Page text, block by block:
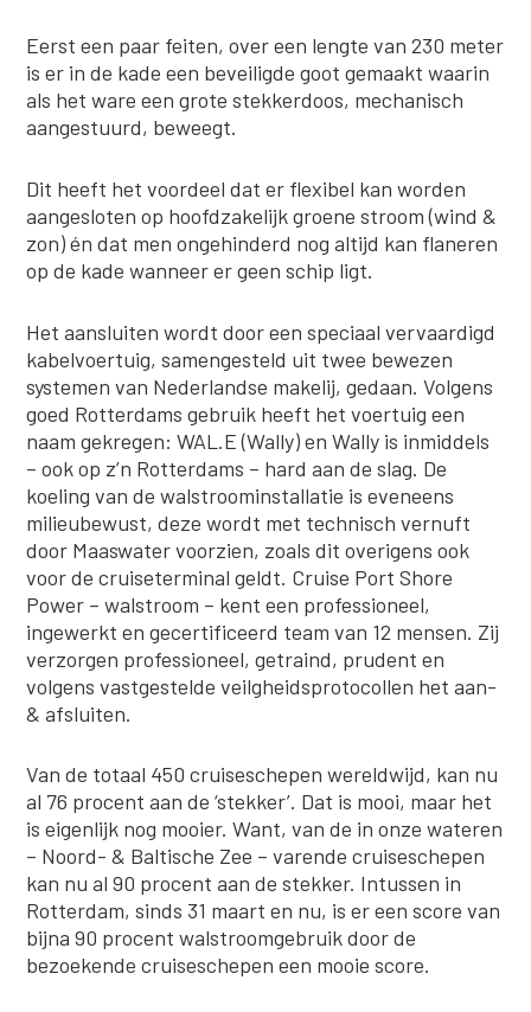
Eerst een paar feiten, over een lengte van 230 meter
is er in de kade een beveiligde goot gemaakt waarin
als het ware een grote stekkerdoos, mechanisch
aangestuurd, beweegt.
Dit heeft het voordeel dat er flexibel kan worden
aangesloten op hoofdzakelijk groene stroom (wind &
zon) én dat men ongehinderd nog altijd kan flaneren
op de kade wanneer er geen schip ligt.
Het aansluiten wordt door een speciaal vervaardigd
kabelvoertuig, samengesteld uit twee bewezen
systemen van Nederlandse makelij, gedaan. Volgens
goed Rotterdams gebruik heeft het voertuig een
naam gekregen: WAL.E (Wally) en Wally is inmiddels
– ook op z’n Rotterdams – hard aan de slag. De
koeling van de walstroominstallatie is eveneens
milieubewust, deze wordt met technisch vernuft
door Maaswater voorzien, zoals dit overigens ook
voor de cruiseterminal geldt. Cruise Port Shore
Power – walstroom – kent een professioneel,
ingewerkt en gecertificeerd team van 12 mensen. Zij
verzorgen professioneel, getraind, prudent en
volgens vastgestelde veilgheidsprotocollen het aan-
& afsluiten.
Van de totaal 450 cruiseschepen wereldwijd, kan nu
al 76 procent aan de ‘stekker’. Dat is mooi, maar het
is eigenlijk nog mooier. Want, van de in onze wateren
– Noord- & Baltische Zee – varende cruiseschepen
kan nu al 90 procent aan de stekker. Intussen in
Rotterdam, sinds 31 maart en nu, is er een score van
bijna 90 procent walstroomgebruik door de
bezoekende cruiseschepen een mooie score.